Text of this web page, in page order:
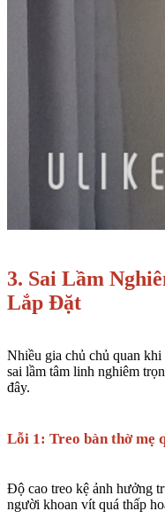
3. Sai Lầm
Lắp Đặt
Nhiều gia chủ chủ quan
sai lầm tâm linh nghiêm
đây.
Lỗi 1: Treo bàn thờ mẹ
Độ cao treo kệ ảnh hưởng
người khoan vít quá thấp